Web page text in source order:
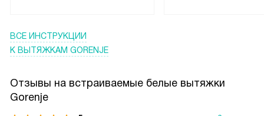
ВСЕ ИНСТРУКЦИИ
К ВЫТЯЖКАМ GORENJE
Отзывы на встраиваемые белые вытяжки
Gorenje